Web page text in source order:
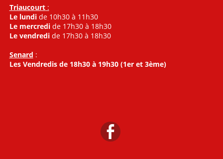
Triaucourt:
Le lundi de 10h30 à 11h30
Le mercredi de 17h30 à 18h30
Le vendredi de 17h30 à 18h30
Senard :
Les Vendredis de 18h30 à 19h30 (1er et 3ème)